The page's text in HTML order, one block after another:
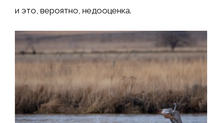
и это, вероятно, недооценка.